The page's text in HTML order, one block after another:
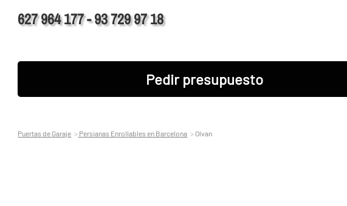
627 964 177 - 93 729 97 18
Pedir presupuesto
Puertas de Garaje Persianas Enrollables en Barcelona Olvan